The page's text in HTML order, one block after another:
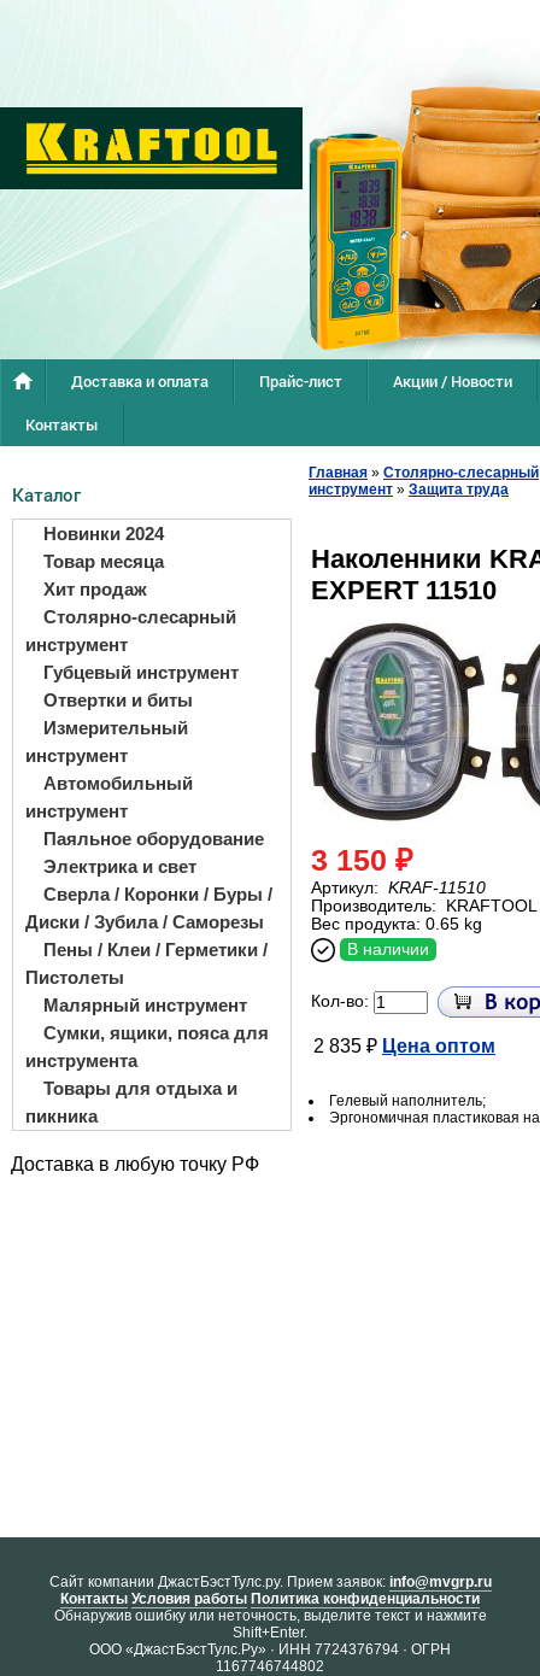
Доставка и оплата Прайс-лист
Акции / Новости
Контакты
Каталог
Новинки 2024
Товар месяца
Хит продаж
Столярно-слесарный
инструмент
Губцевый инструмент
Отвертки и биты
Измерительный
инструмент
Автомобильный
инструмент
Паяльное оборудование
Электрика и свет
Сверла / Коронки / Буры /
Диски / Зубила / Саморезы
Пены / Клеи / Герметики /
Пистолеты
Малярный инструмент
Сумки, ящики, пояса для
инструмента
Товары для отдыха и
пикника
Доставка в любую точку РФ
Главная » Столярно-слесарный
инструмент » Защита труда
Наколенники
EXPERT 11510
3 150 ₽
Артикул: KRAF-11510
Производитель:
KRAFTOOL
Вес продукта: 0.65 kg
В наличии
Кол-во:
2 835 ₽ Цена оптом
Гелевый наполнитель;
Эргономичная пластиковая
Cайт компании ДжастБэстТулс.ру. Прием заявок: info@mvgrp.ru
Контакты Условия работы Политика конфиденциальности
Обнаружив ошибку или неточность, выделите текст и нажмите
Shift+Enter.
ООО «ДжастБэстТулс.Ру» · ИНН 7724376794 · ОГРН
1167746744802